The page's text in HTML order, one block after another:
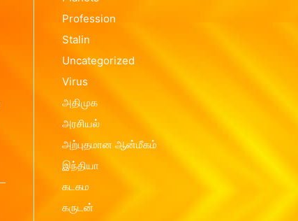
Vasthu Complete Planning
Profession
Stalin
Uncategorized
Virus
அதிமுக
அரசியல்
அற்புதமான ஆன்மீகம்
இந்தியா
கடகம
கருடன்